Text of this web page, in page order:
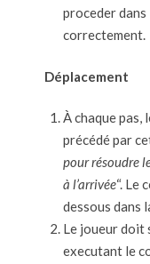
proceder
correctement.
Déplacement
À chaque pas,
précédé par
pour résoudre
à l’arrivée“. Le
dessous dans
Le joueur doit
executant le